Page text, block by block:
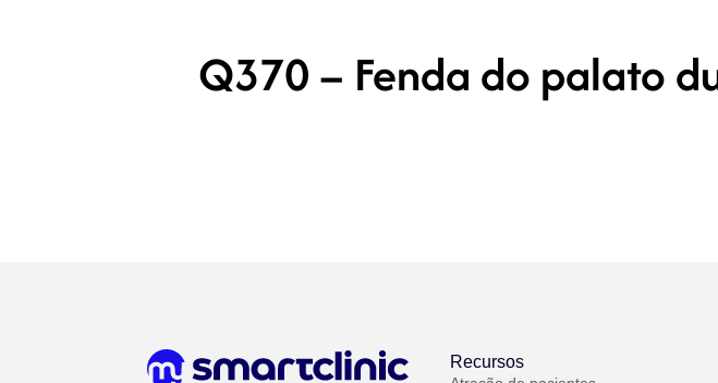
Q370 – Fenda do palato
Recursos